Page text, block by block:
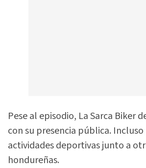
Pese al episodio, La Sarca Biker
con su presencia pública.
actividades deportivas junto a
hondureñas.